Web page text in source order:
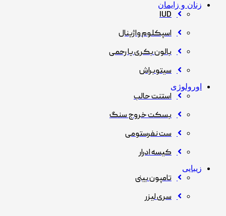
زنان و زایمان
IUD
اسپکلوم واژینال
بالون بکری یا رحمی
سیتوبراش
اورولوژی
استنت حالب
بسکت خروج سنگ
ست نفرستومی
کیسه ادرار
زیبایی
تامپون بینی
سری لیزر